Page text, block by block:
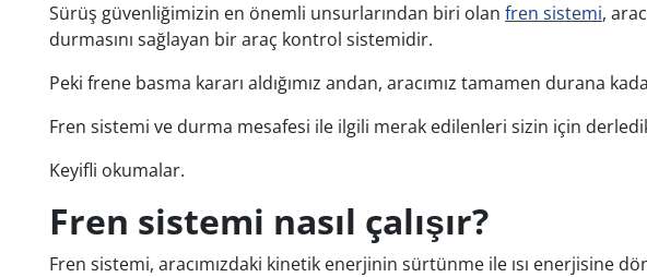
Sürüş güvenliğimizin en önemli unsurlarından biri olan fren sistemi,
durmasını sağlayan bir araç kontrol sistemidir.
Peki frene basma kararı aldığımız andan, aracımız tamamen durana
Fren sistemi ve durma mesafesi ile ilgili merak edilenleri sizin için
Keyifli okumalar.
Fren sistemi nasıl çalışır?
Fren sistemi, aracımızdaki kinetik enerjinin sürtünme ile ısı enerjisine